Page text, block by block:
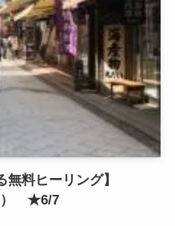
無料ヒーリング】
） ★6/7